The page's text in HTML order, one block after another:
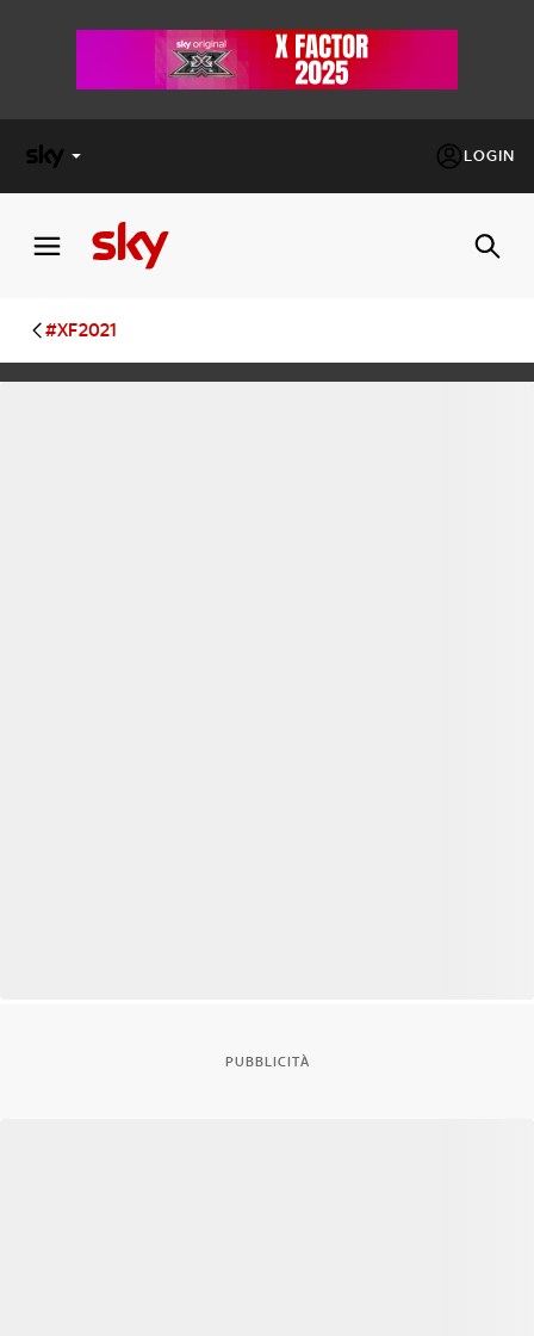
LOGIN
FACTOR
PECHINO
#XF2021
PUBBLICITÀ